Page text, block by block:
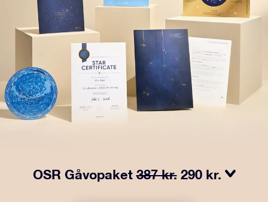
OSR Gåvopaket387 kr. 290 kr.